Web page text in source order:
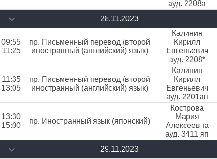
ауд. 2208а
28.11.2023
09:55
11:25
пр. Письменный перевод (второй
иностранный (английский) язык)
Калинин
Кирилл
Евгеньевич
ауд. 2208*
11:35
13:05
пр. Письменный перевод (второй
иностранный (английский) язык)
Калинин
Кирилл
Евгеньевич
ауд. 2201ап
13:30
15:00
пр. Иностранный язык (японский)
Кострова
Мария
Алексеевна
ауд. 3411 яп
29.11.2023